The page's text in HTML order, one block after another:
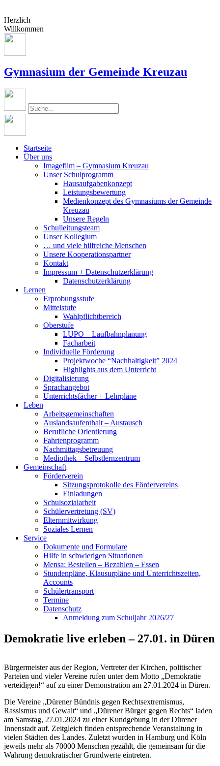
Herzlich
Willkommen
Gymnasium der Gemeinde Kreuzau
Startseite
Über uns
Imagefilm – Gymnasium Kreuzau
Unser Schulprogramm
Hausaufgabenkonzept
Leistungsbewertung
Medienkonzept des Gymnasiums der Gemeinde
Kreuzau
Unsere Regeln
Schulleitungsteam
Unser Kollegium
… und viele hilfreiche Menschen
Unsere Kooperationspartner
Kontakt
Impressum + Datenschutzerklärung
Datenschutzerklärung
Lernen
Erprobungsstufe
Mittelstufe
Wahlpflichtbereich
Oberstufe
LUPO – Laufbahnplanung
Facharbeit
Individuelle Förderung
Projektwoche “Nachhaltigkeit” 2024
Highlights aus dem Unterricht
Digitalisierung
Sprachangebot
Unterrichtsfächer + Lehrpläne
Leben
Arbeitsgemeinschaften
Auslandsaufenthalt – Austausch
Berufliche Orientierung
Fahrtenprogramm
Nachmittagsbetreuung
Mediothek – Selbstlernzentrum
Gemeinschaft
Förderverein
Sitzungsprotokolle des Fördervereins
Einladungen
Schulsozialarbeit
Schülervertretung (SV)
Elternmitwirkung
Soziales Lernen
Service
Dokumente und Formulare
Hilfe in schwierigen Situationen
Mensa: Bestellen – Bezahlen – Essen
Stundenpläne, Klausurpläne und Unterrichtszeiten,
Accounts
Schülertransport
Termine
Datenschutz
Anmeldung zum Schuljahr 2026/27
Demokratie live erleben – 27.01. in Düren
Bürgermeister aus der Region, Vertreter der Kirchen, politischer
Parteien und vieler Vereine rufen unter dem Motto „Demokratie
verteidigen!“ auf zu einer Demonstration am 27.01.2024 in Düren.
Die Vereine „Dürener Bündnis gegen Rechtsextremismus,
Rassismus und Gewalt“ und „Dürener Bürger gegen Rechts“ laden
am Samstag, 27.01.2024 zu einer Kundgebung in der Dürener
Innenstadt auf. Zeitgleich finden entsprechende Veranstaltung in
vielen Städten des Landes. Zuletzt wurden in Hamburg und Köln
jeweils mehr als 70000 Menschen gezählt, die gemeinsam für die
Wahrung demokratischer Grundwerte eintreten.